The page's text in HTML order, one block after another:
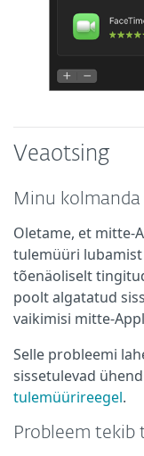
Veaotsing
Minu
Oletame, et mitte-
tulemüüri
tõenäoliselt
poolt algatatud
vaikimisi mitte-
Selle probleemi
sissetulevad
tulemüürireegel.
Probleem